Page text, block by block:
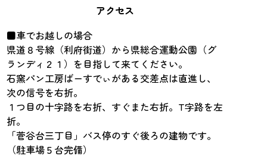
アクセス
■車でお越しの場合
県道８号線（利府街道）から県総合運動公園（グ
ランディ２１）を目指して来てください。
石窯パン工房ばーすでぃがある交差点は直進し、
次の信号を右折。
１つ目の十字路を右折、すぐまた右折。T字路を左
折。
「菅谷台三丁目」バス停のすぐ後ろの建物です。
（駐車場５台完備）